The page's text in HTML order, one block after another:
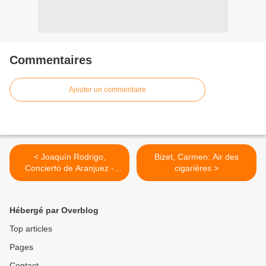
Commentaires
Ajouter un commentaire
< Joaquín Rodrigo,
Concierto de Aranjuez -
Adagio
Bizet, Carmen: Air des
cigarières >
Hébergé par Overblog
Top articles
Pages